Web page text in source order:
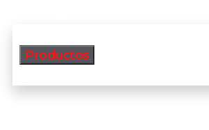
Productos